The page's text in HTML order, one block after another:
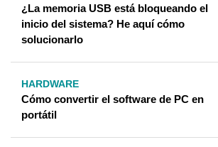
¿La memoria USB está bloqueando el
inicio del sistema? He aquí cómo
solucionarlo
HARDWARE
Cómo convertir el software de PC en
portátil